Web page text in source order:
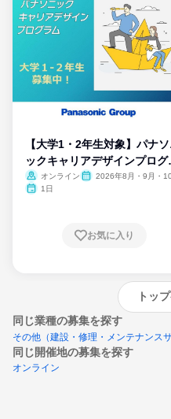
【大学1・2年生対象】パナ
ックキャリアデザインプログ
ム
オンライン
2026年8月・9月・
1日
お気に入り
トッ
同じ業種の募集を探す
その他（建設・修理・メンテナンスサ
同じ開催地の募集を探す
オンライン